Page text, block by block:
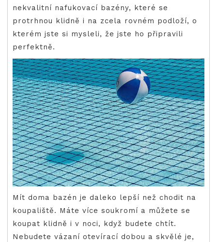
nekvalitní nafukovací bazény, které se
protrhnou klidně i na zcela rovném podloží, o
kterém jste si mysleli, že jste ho připravili
perfektně.
Mít doma bazén je daleko lepší než chodit na
koupaliště. Máte více soukromí a můžete se
koupat klidně i v noci, když budete chtít.
Nebudete vázaní otevírací dobou a skvělé je,